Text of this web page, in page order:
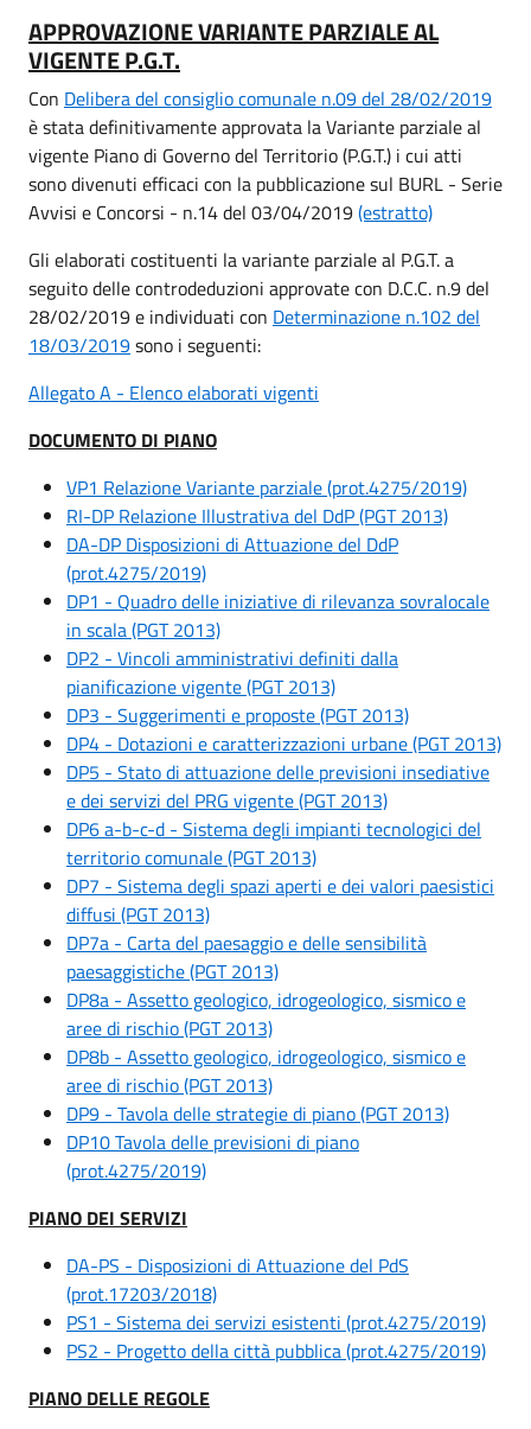
APPROVAZIONE VARIANTE PARZIALE AL
VIGENTE P.G.T.
Con Delibera del consiglio comunale n.09 del 28/02/2019
è stata definitivamente approvata la Variante parziale al
vigente Piano di Governo del Territorio (P.G.T.) i cui atti
sono divenuti efficaci con la pubblicazione sul BURL - Serie
Avvisi e Concorsi - n.14 del 03/04/2019(estratto)
Gli elaborati costituenti la variante parziale al P.G.T. a
seguito delle controdeduzioni approvate con D.C.C. n.9 del
28/02/2019 e individuati con Determinazione n.102 del
18/03/2019sono i seguenti:
Allegato A - Elenco elaborati vigenti
DOCUMENTO DI PIANO
VP1 Relazione Variante parziale (prot.4275/2019)
RI-DP Relazione Illustrativa del DdP (PGT 2013)
DA-DP Disposizioni di Attuazione del DdP
(prot.4275/2019)
DP1 - Quadro delle iniziative di rilevanza sovralocale
in scala (PGT 2013)
DP2 - Vincoli amministrativi definiti dalla
pianificazione vigente (PGT 2013)
DP3 - Suggerimenti e proposte (PGT 2013)
DP4 - Dotazioni e caratterizzazioni urbane (PGT 2013)
DP5 - Stato di attuazione delle previsioni insediative
e dei servizi del PRG vigente (PGT 2013)
DP6 a-b-c-d - Sistema degli impianti tecnologici del
territorio comunale (PGT 2013)
DP7 - Sistema degli spazi aperti e dei valori paesistici
diffusi (PGT 2013)
DP7a - Carta del paesaggio e delle sensibilità
paesaggistiche (PGT 2013)
DP8a - Assetto geologico, idrogeologico, sismico e
aree di rischio (PGT 2013)
DP8b - Assetto geologico, idrogeologico, sismico e
aree di rischio (PGT 2013)
DP9 - Tavola delle strategie di piano (PGT 2013)
DP10 Tavola delle previsioni di piano
(prot.4275/2019)
PIANO DEI SERVIZI
DA-PS - Disposizioni di Attuazione del PdS
(prot.17203/2018)
PS1 - Sistema dei servizi esistenti (prot.4275/2019)
PS2 - Progetto della città pubblica (prot.4275/2019)
PIANO DELLE REGOLE